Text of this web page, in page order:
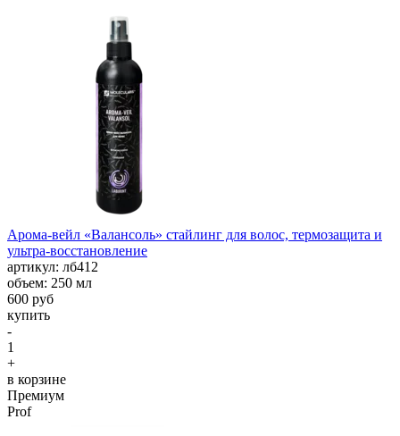
Арома-вейл «Валансоль» стайлинг для волос, термозащита и
ультра-восстановление
aртикул: лб412
объем: 250 мл
600 руб
купить
-
1
+
в корзине
Премиум
Prof